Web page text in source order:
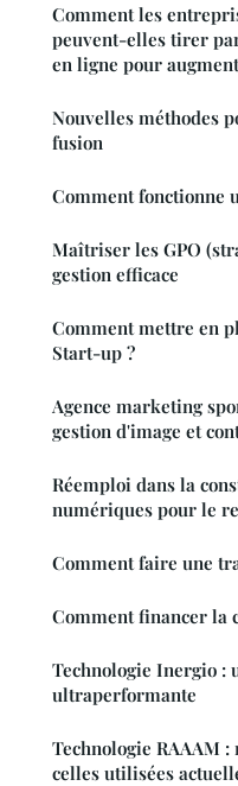
Comment les
peuvent-elles tirer
en ligne pour
Nouvelles méthodes
fusion
Comment fonctionne
Maîtriser les GPO
gestion efficace
Comment mettre en
Start-up ?
Agence marketing
gestion d'image et
Réemploi dans la
numériques pour le
Comment faire une
Comment financer la
Technologie Inergio :
ultraperformante
Technologie RAAAM
celles utilisées